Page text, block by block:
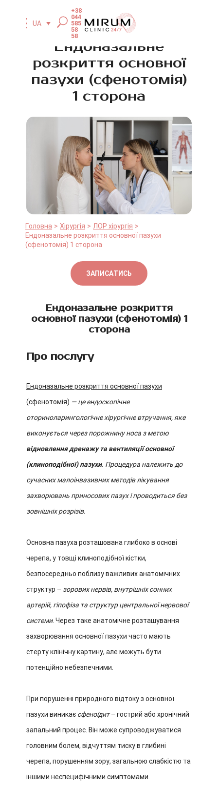
UA
+38
044
585
58
58
Ендоназальне
розкриття основної
пазухи (сфенотомія)
1 сторона
Головна Хірургія
ЛОР хірургія
Ендоназальне розкриття основної пазухи
(сфенотомія) 1 сторона
ЗАПИСАТИСЬ
Ендоназальне розкриття
основної пазухи (сфенотомія) 1
сторона
Про послугу
Ендоназальне розкриття основної пазухи
(сфенотомія) — це ендоскопічне
оториноларингологічне хірургічне втручання, яке
виконується через порожнину носа з метою
відновлення дренажу та вентиляції основної
(клиноподібної) пазухи. Процедура належить до
сучасних малоінвазивних методів лікування
захворювань приносових пазух і проводиться без
зовнішніх розрізів.
Основна пазуха розташована глибоко в основі
черепа, у товщі клиноподібної кістки,
безпосередньо поблизу важливих анатомічних
структур – зорових нервів, внутрішніх сонних
артерій, гіпофіза та структур центральної нервової
системи. Через таке анатомічне розташування
захворювання основної пазухи часто мають
стерту клінічну картину, але можуть бути
потенційно небезпечними.
При порушенні природного відтоку з основної
пазухи виникає сфеноїдит– гострий або хронічний
запальний процес. Він може супроводжуватися
головним болем, відчуттям тиску в глибині
черепа, порушенням зору, загальною слабкістю та
іншими неспецифічними симптомами.